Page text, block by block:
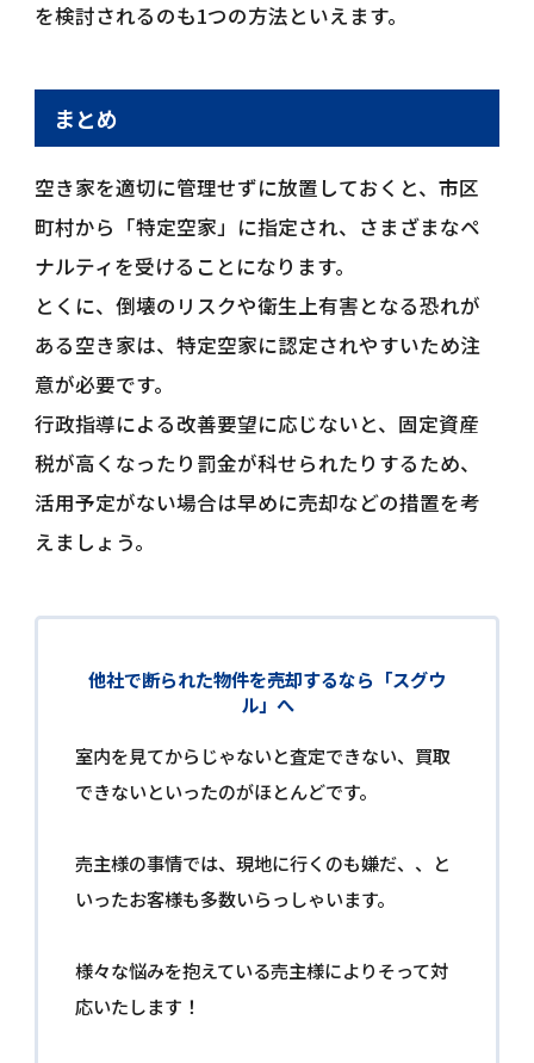
を検討されるのも1つの方法といえます。
まとめ
空き家を適切に管理せずに放置しておくと、市区
町村から「特定空家」に指定され、さまざまなペ
ナルティを受けることになります。
とくに、倒壊のリスクや衛生上有害となる恐れが
ある空き家は、特定空家に認定されやすいため注
意が必要です。
行政指導による改善要望に応じないと、固定資産
税が高くなったり罰金が科せられたりするため、
活用予定がない場合は早めに売却などの措置を考
えましょう。
他社で断られた物件を売却するなら「スグウ
ル」へ
室内を見てからじゃないと査定できない、買取
できないといったのがほとんどです。
売主様の事情では、現地に行くのも嫌だ、、と
いったお客様も多数いらっしゃいます。
様々な悩みを抱えている売主様によりそって対
応いたします！